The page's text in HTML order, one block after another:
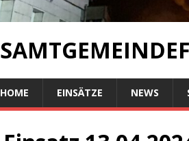
HOME EINSÄTZE NEWS